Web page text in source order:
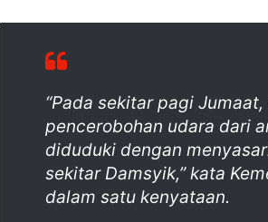
“Pada sekitar pagi
pencerobohan udara dari
diduduki dengan
sekitar Damsyik,” kata
dalam satu kenyataan.